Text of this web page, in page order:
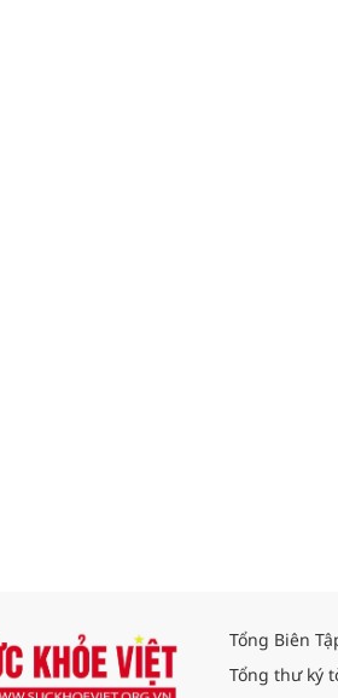
Tổng Biên
Tổng thư ký